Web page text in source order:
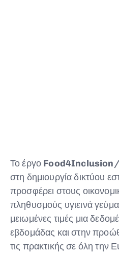
Το έργο
στη δημιουργία δικτύου
προσφέρει στους
πληθυσμούς υγιεινά
μειωμένες τιμές μια
εβδομάδας και στην
τις πρακτικής σε όλη την
Type and hit enter